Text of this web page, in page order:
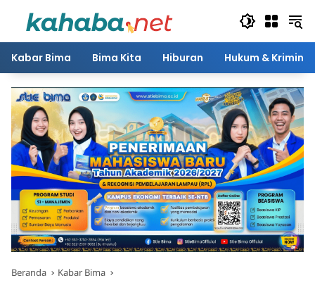
Kabar Bima Bima Kita Hiburan Hukum & Kriminal
Beranda Kabar Bima